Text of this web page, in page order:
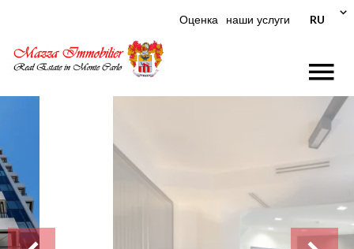
Оценка наши услуги RU